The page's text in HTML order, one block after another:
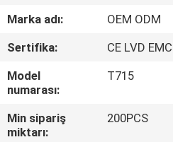
GÖSTERISI
HAKKIMIZDA
TURU
Marka adı:
OEM ODM
Sertifika:
CE LVD EMC
Model
numarası:
T715
Min sipariş
miktarı:
200PCS